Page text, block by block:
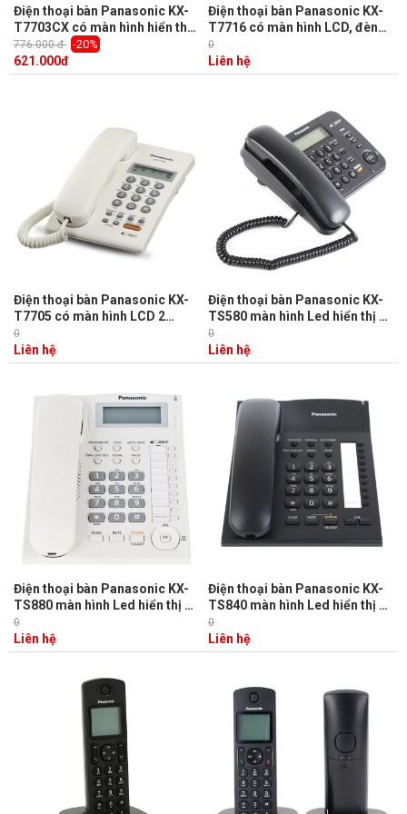
Điện thoại bàn Panasonic KX-
T7703CX có màn hình hiển thị
số, có thể treo tường
776.000 đ -20%
621.000đ
Điện thoại bàn Panasonic KX-
T7716 có màn hình LCD, đèn
báo chuông reo, loa ngoài
0
Liên hệ
Điện thoại bàn Panasonic KX-
T7705 có màn hình LCD 2
dòng, hiển thị số gọi đến
0
Liên hệ
Điện thoại bàn Panasonic KX-
TS580 màn hình Led hiển thị số
gọi đến, khóa bàn phím bằng
mật khẩu, loa 2 chiều
0
Liên hệ
Điện thoại bàn Panasonic KX-
TS880 màn hình Led hiển thị số
gọi đến, tự động gọi lại, jack
cắm tai nghe, loa 2 chiều
0
Liên hệ
Điện thoại bàn Panasonic KX-
TS840 màn hình Led hiển thị số
gọi đến, tự động gọi lại, jack
cắm tai nghe, loa 2 chiều
0
Liên hệ